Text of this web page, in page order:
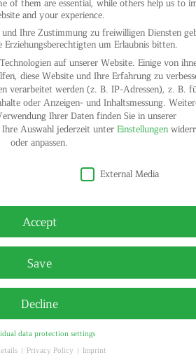
©
and your experience.
Ihre Zustimmung zu freiwilligen Diensten
Erziehungsberechtigten um Erlaubnis bitten.
auf unserer Website. Einige von
diese Website und Ihre Erfahrung zu
verarbeitet werden (z. B. IP-Adressen), z. B.
oder Anzeigen- und Inhaltsmessung.
Ihrer Daten finden Sie in unserer
Ihre Auswahl jederzeit unter Einstellungen
oder anpassen.
External Media
Accept
Save
Decline
data protection settings
Privacy Policy Imprint